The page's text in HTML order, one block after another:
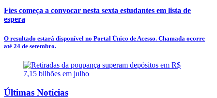
Fies começa a convocar nesta sexta estudantes em lista de
espera
O resultado estará disponível no Portal Único de Acesso. Chamada ocorre
até 24 de setembro.
Últimas Notícias